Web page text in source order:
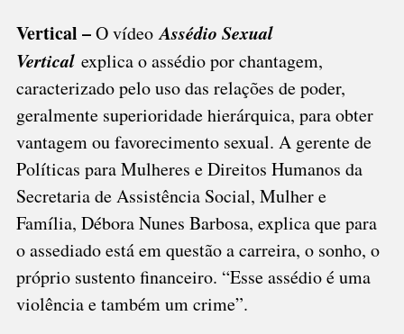
Vertical –O vídeoAssédio Sexual
Vertical explica o assédio por chantagem,
caracterizado pelo uso das relações de poder,
geralmente superioridade hierárquica, para obter
vantagem ou favorecimento sexual. A gerente de
Políticas para Mulheres e Direitos Humanos da
Secretaria de Assistência Social, Mulher e
Família, Débora Nunes Barbosa, explica que para
o assediado está em questão a carreira, o sonho, o
próprio sustento financeiro. “Esse assédio é uma
violência e também um crime”.